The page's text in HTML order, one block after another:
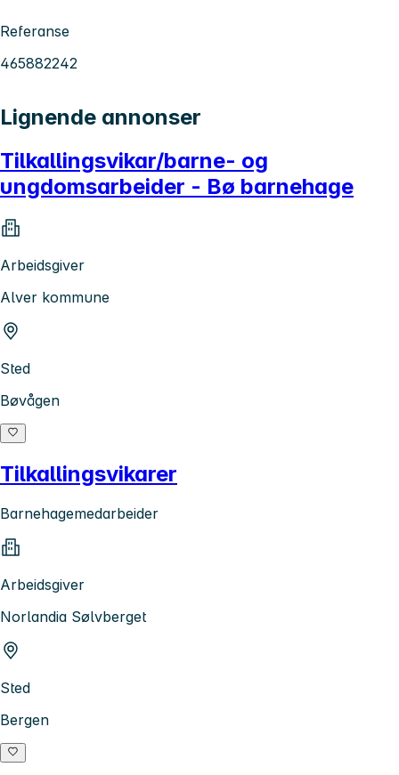
Referanse
465882242
Lignende annonser
Tilkallingsvikar/barne- og
ungdomsarbeider - Bø barnehage
Arbeidsgiver
Alver kommune
Sted
Bøvågen
Tilkallingsvikarer
Barnehagemedarbeider
Arbeidsgiver
Norlandia Sølvberget
Sted
Bergen